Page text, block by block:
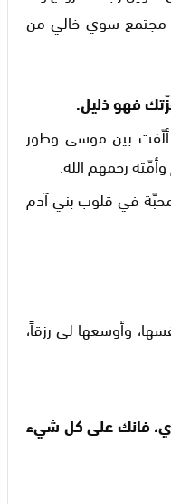
مجتمع سوي خالي من
فهو ذليل.
ألّفت بين موسى وطور
رحمهم الله.
في قلوب بني آدم
وأوسعها لي رزقاً،
فانك على كل شيء